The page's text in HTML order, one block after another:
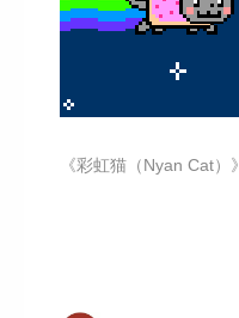
《彩虹猫（Nyan Cat）》